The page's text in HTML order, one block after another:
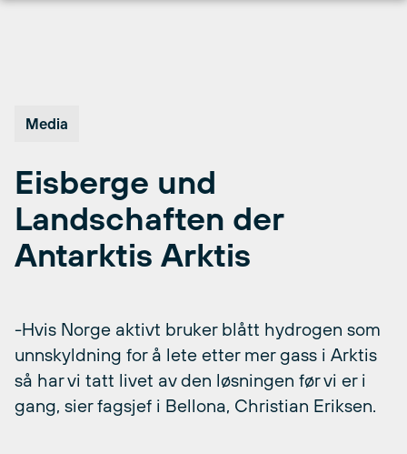
Media
Eisberge und
Landschaften der
Antarktis Arktis
-Hvis Norge aktivt bruker blått hydrogen som
unnskyldning for å lete etter mer gass i Arktis
så har vi tatt livet av den løsningen før vi er i
gang, sier fagsjef i Bellona, Christian Eriksen.